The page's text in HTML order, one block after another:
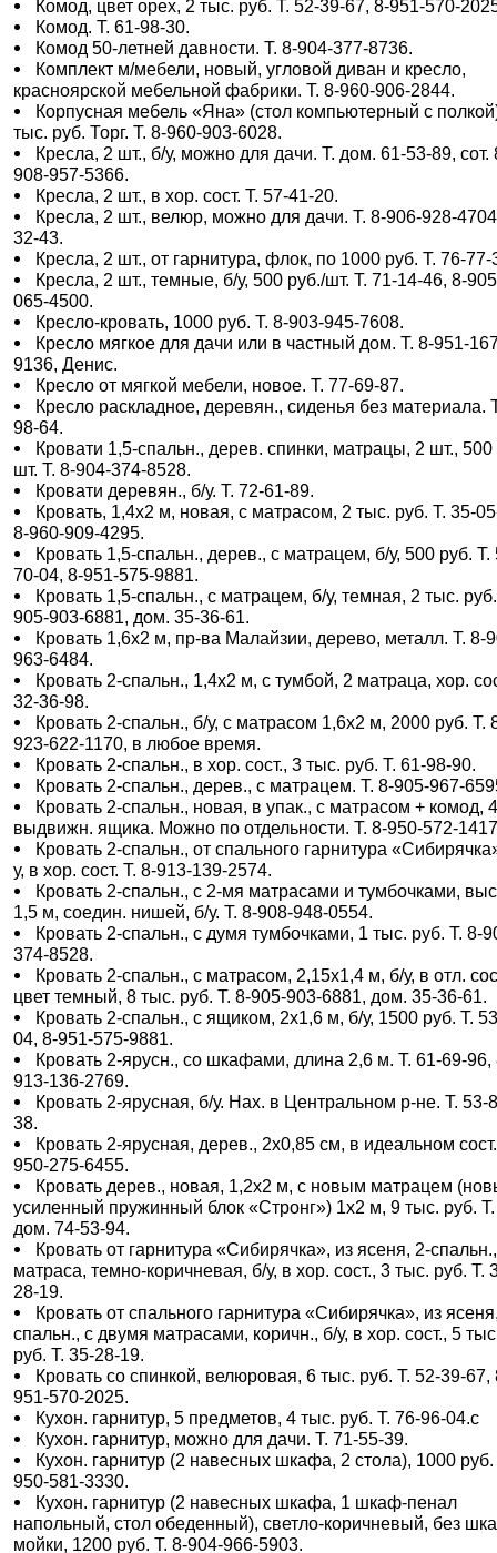
Комод, цвет орех, 2 тыс. руб. Т. 52-39-67, 8-951-570-
Комод. Т. 61-98-30.
Комод 50-летней давности. Т. 8-904-377-8736.
Комплект м/мебели, новый, угловой диван и кресло,
красноярской мебельной фабрики. Т. 8-960-906-2844.
Корпусная мебель «Яна» (стол компьютерный с
тыс. руб. Торг. Т. 8-960-903-6028.
Кресла, 2 шт., б/у, можно для дачи. Т. дом. 61-53-89, сот.
908-957-5366.
Кресла, 2 шт., в хор. сост. Т. 57-41-20.
Кресла, 2 шт., велюр, можно для дачи. Т. 8-906-928-
32-43.
Кресла, 2 шт., от гарнитура, флок, по 1000 руб. Т. 76-77-
Кресла, 2 шт., темные, б/у, 500 руб./шт. Т. 71-14-46, 8-
065-4500.
Кресло-кровать, 1000 руб. Т. 8-903-945-7608.
Кресло мягкое для дачи или в частный дом. Т. 8-951-
9136, Денис.
Кресло от мягкой мебели, новое. Т. 77-69-87.
Кресло раскладное, деревян., сиденья без материала.
98-64.
Кровати 1,5-спальн., дерев. спинки, матрацы, 2 шт., 500
шт. Т. 8-904-374-8528.
Кровати деревян., б/у. Т. 72-61-89.
Кровать, 1,4х2 м, новая, с матрасом, 2 тыс. руб. Т. 35-
8-960-909-4295.
Кровать 1,5-спальн., дерев., с матрацем, б/у, 500 руб. Т.
70-04, 8-951-575-9881.
Кровать 1,5-спальн., с матрацем, б/у, темная, 2 тыс.
905-903-6881, дом. 35-36-61.
Кровать 1,6х2 м, пр-ва Малайзии, дерево, металл. Т. 8-
963-6484.
Кровать 2-спальн., 1,4х2 м, с тумбой, 2 матраца, хор.
32-36-98.
Кровать 2-спальн., б/у, с матрасом 1,6х2 м, 2000 руб. Т.
923-622-1170, в любое время.
Кровать 2-спальн., в хор. сост., 3 тыс. руб. Т. 61-98-90.
Кровать 2-спальн., дерев., с матрацем. Т. 8-905-967-
Кровать 2-спальн., новая, в упак., с матрасом + комод,
выдвижн. ящика. Можно по отдельности. Т. 8-950-572-
Кровать 2-спальн., от спального гарнитура
у, в хор. сост. Т. 8-913-139-2574.
Кровать 2-спальн., с 2-мя матрасами и тумбочками,
1,5 м, соедин. нишей, б/у. Т. 8-908-948-0554.
Кровать 2-спальн., с думя тумбочками, 1 тыс. руб. Т. 8-
374-8528.
Кровать 2-спальн., с матрасом, 2,15х1,4 м, б/у, в отл.
цвет темный, 8 тыс. руб. Т. 8-905-903-6881, дом. 35-36-61.
Кровать 2-спальн., с ящиком, 2х1,6 м, б/у, 1500 руб. Т.
04, 8-951-575-9881.
Кровать 2-ярусн., со шкафами, длина 2,6 м. Т. 61-69-96,
913-136-2769.
Кровать 2-ярусная, б/у. Нах. в Центральном р-не. Т. 53-
38.
Кровать 2-ярусная, дерев., 2х0,85 см, в идеальном
950-275-6455.
Кровать дерев., новая, 1,2х2 м, с новым матрацем
усиленный пружинный блок «Стронг») 1х2 м, 9 тыс. руб. Т.
дом. 74-53-94.
Кровать от гарнитура «Сибирячка», из ясеня, 2-
матраса, темно-коричневая, б/у, в хор. сост., 3 тыс. руб. Т.
28-19.
Кровать от спального гарнитура «Сибирячка», из
спальн., с двумя матрасами, коричн., б/у, в хор. сост., 5
руб. Т. 35-28-19.
Кровать со спинкой, велюровая, 6 тыс. руб. Т. 52-39-67,
951-570-2025.
Кухон. гарнитур, 5 предметов, 4 тыс. руб. Т. 76-96-04.с
Кухон. гарнитур, можно для дачи. Т. 71-55-39.
Кухон. гарнитур (2 навесных шкафа, 2 стола), 1000 руб.
950-581-3330.
Кухон. гарнитур (2 навесных шкафа, 1 шкаф-пенал
напольный, стол обеденный), светло-коричневый, без
мойки, 1200 руб. Т. 8-904-966-5903.